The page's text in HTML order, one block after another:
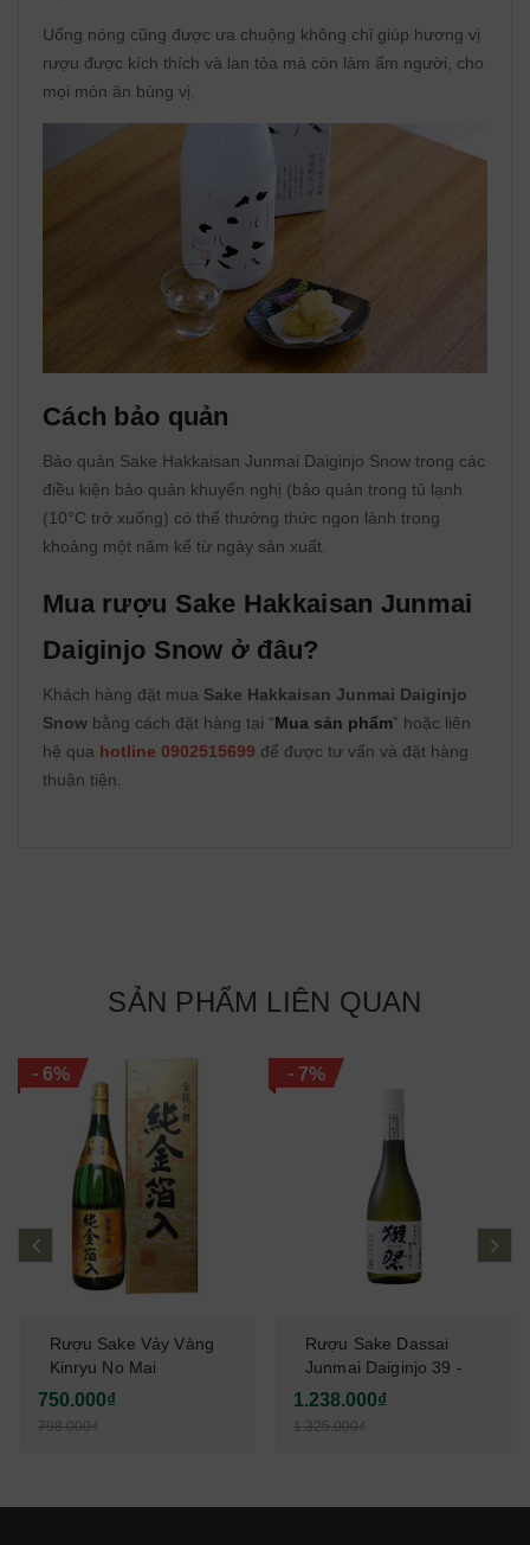
Uống nóng cũng được ưa chuộng không chỉ giúp hương vị
rượu được kích thích và lan tỏa mà còn làm ấm người, cho
mọi món ăn bùng vị.
Cách bảo quản
Bảo quản Sake Hakkaisan Junmai Daiginjo Snow trong các
điều kiện bảo quản khuyến nghị (bảo quản trong tủ lạnh
(10°C trở xuống) có thể thưởng thức ngon lành trong
khoảng một năm kể từ ngày sản xuất.
Mua rượu Sake Hakkaisan Junmai
Daiginjo Snow ở đâu?
Khách hàng đặt mua Sake Hakkaisan Junmai Daiginjo
Snow bằng cách đặt hàng tại “Mua sản phẩm” hoặc liên
hệ qua hotline 0902515699 để được tư vấn và đặt hàng
thuận tiện.
SẢN PHẨM LIÊN QUAN
-6%
Rượu Sake Vảy Vàng
Kinryu No Mai
Junkinpakuiri 1,8L
750.000₫
798.000₫
- 7%
Rượu Sake Dassai
Junmai Daiginjo 39 -
720ml
1.238.000₫
1.325.000₫
prev